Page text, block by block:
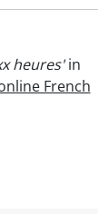
heures'in
French